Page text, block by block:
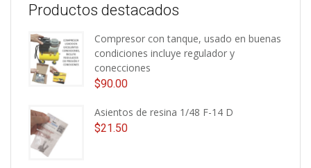
Productos destacados
Compresor con tanque, usado en buenas
condiciones incluye regulador y
conecciones
$90.00
Asientos de resina 1/48 F-14 D
$21.50